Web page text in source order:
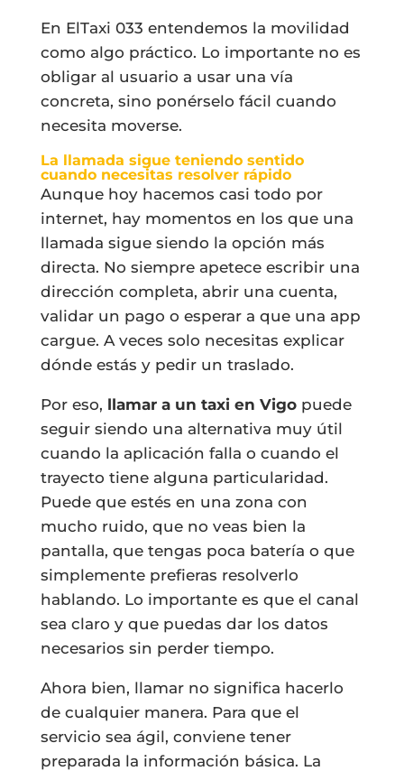
En ElTaxi 033 entendemos la movilidad
como algo práctico. Lo importante no es
obligar al usuario a usar una vía
concreta, sino ponérselo fácil cuando
necesita moverse.
La llamada sigue teniendo sentido
cuando necesitas resolver rápido
Aunque hoy hacemos casi todo por
internet, hay momentos en los que una
llamada sigue siendo la opción más
directa. No siempre apetece escribir una
dirección completa, abrir una cuenta,
validar un pago o esperar a que una app
cargue. A veces solo necesitas explicar
dónde estás y pedir un traslado.
Por eso, llamar a un taxi en Vigopuede
seguir siendo una alternativa muy útil
cuando la aplicación falla o cuando el
trayecto tiene alguna particularidad.
Puede que estés en una zona con
mucho ruido, que no veas bien la
pantalla, que tengas poca batería o que
simplemente prefieras resolverlo
hablando. Lo importante es que el canal
sea claro y que puedas dar los datos
necesarios sin perder tiempo.
Ahora bien, llamar no significa hacerlo
de cualquier manera. Para que el
servicio sea ágil, conviene tener
preparada la información básica. La